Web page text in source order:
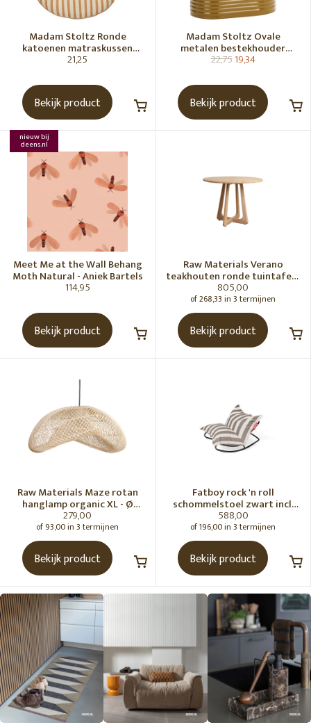
Madam Stoltz Ronde
katoenen matraskussen
Gebroken wit, donkere
21,25
Bekijk product
Madam Stoltz Ovale
metalen bestekhouder
Tapenade
22,7519,34
Bekijk product
nieuw bij
deens.nl
Meet Me at the Wall Behang
Moth Natural - Aniek Bartels
114,95
Bekijk product
Raw Materials Verano
teakhouten ronde tuintafel -
Ø100 cm
805,00
of 268,33 in 3 termijnen
Bekijk product
Raw Materials Maze rotan
hanglamp organic XL - Ø
75x31 cm
279,00
of 93,00 in 3 termijnen
Bekijk product
Fatboy rock 'n roll
schommelstoel zwart incl.
original Outdoor zitzak
Stripe Cacao
588,00
of 196,00 in 3 termijnen
Bekijk product